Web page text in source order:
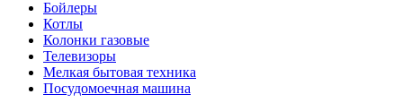
Бойлеры
Котлы
Колонки газовые
Телевизоры
Мелкая бытовая техника
Посудомоечная машина